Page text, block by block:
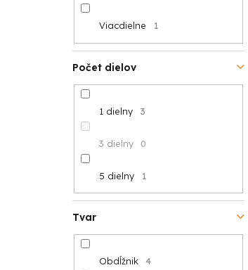
Viacdielne 1
Počet dielov
1 dielny 3
3 dielny 0
5 dielny 1
Tvar
Obdĺžnik 4